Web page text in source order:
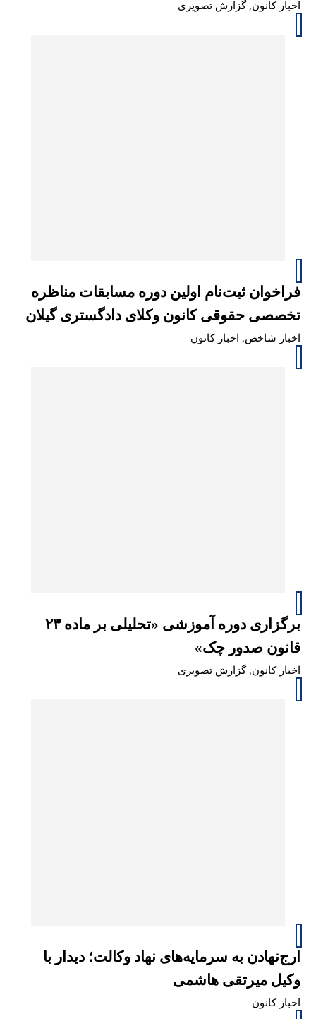
اخبار کانون,گزارش تصویری
فراخوان ثبت‌نام اولین دوره مسابقات مناظره
تخصصی حقوقی کانون وکلای دادگستری گیلان
اخبار شاخص, اخبار کانون
برگزاری دوره آموزشی «تحلیلی بر ماده ۲۳
قانون صدور چک»
اخبار کانون,گزارش تصویری
ارج‌نهادن به سرمایه‌های نهاد وکالت؛ دیدار با
وکیل میرتقی هاشمی
اخبار کانون